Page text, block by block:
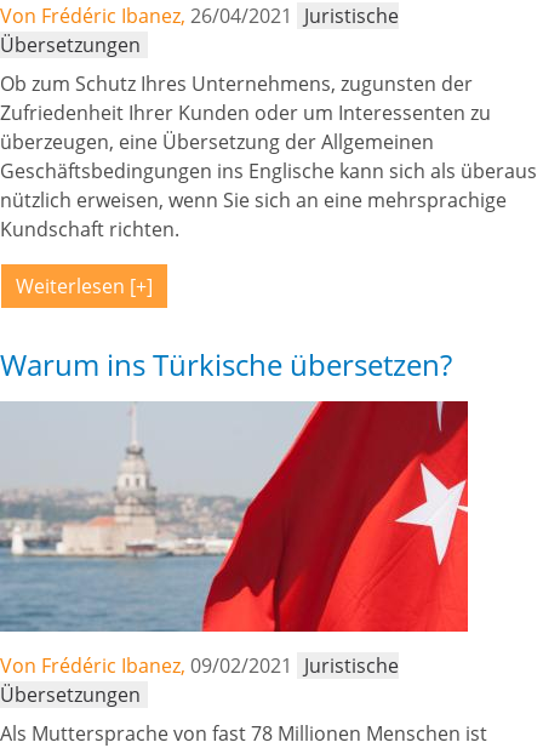
Von Frédéric Ibanez, 26/04/2021
Juristische
Übersetzungen
Ob zum Schutz Ihres Unternehmens, zugunsten der
Zufriedenheit Ihrer Kunden oder um Interessenten zu
überzeugen, eine Übersetzung der Allgemeinen
Geschäftsbedingungen ins Englische kann sich als überaus
nützlich erweisen, wenn Sie sich an eine mehrsprachige
Kundschaft richten.
Weiterlesen
Warum ins Türkische übersetzen?
Von Frédéric Ibanez, 09/02/2021
Juristische
Übersetzungen
Als Muttersprache von fast 78 Millionen Menschen ist